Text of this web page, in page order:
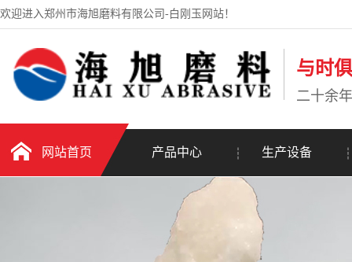
欢迎进入郑州市海旭磨料有限公司-白刚玉网站！
与时
二十余
网站首页 产品中心 生产设备